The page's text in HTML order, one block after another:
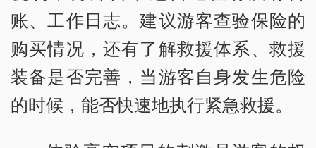
账、工作日志。建议游客查验保险的
购买情况，还有了解救援体系、救援
装备是否完善，当游客自身发生危险
的时候，能否快速地执行紧急救援。